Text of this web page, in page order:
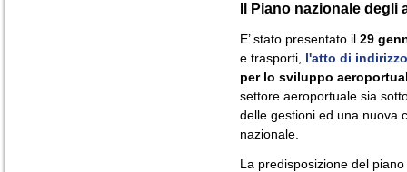
Il Piano nazionale degli
E’ stato presentato il 29
e trasporti, l'atto di indirizzo
per lo sviluppo
settore aeroportuale sia
delle gestioni ed una nuova
nazionale.
La predisposizione del